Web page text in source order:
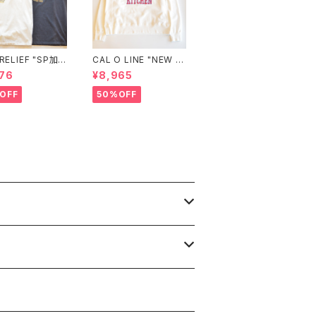
"SP加工
CAL O LINE "NEW Y
ORK HELL'S KITCHE
N SWEAT SHIRT"
¥8,965
50%OFF